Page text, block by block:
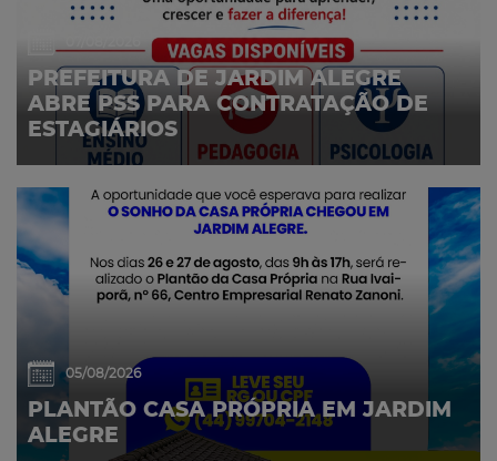
PREFEITURA DE JARDIM ALEGRE
ABRE PSS PARA CONTRATAÇÃO DE
ESTAGIÁRIOS
05/08/2026
PLANTÃO CASA PRÓPRIA EM JARDIM
ALEGRE